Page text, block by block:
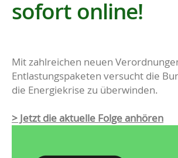
sofort online!
Mit zahlreichen neuen
Entlastungspaketen versucht die
die Energiekrise zu überwinden.
> Jetzt die aktuelle Folge anhören